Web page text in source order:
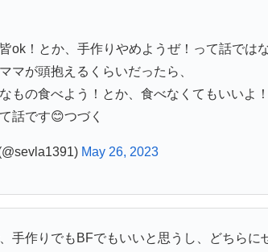
ok！とか、手作りやめようぜ！って話ではな
マが頭抱えるくらいだったら、
もの食べよう！とか、食べなくてもいいよ
話です😊つづく
May 26, 2023
手作りでもBFでもいいと思うし、どちらに